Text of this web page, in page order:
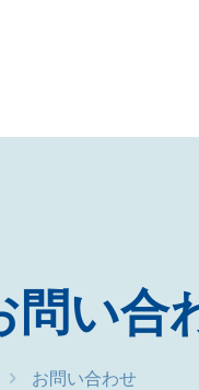
問い合
お問い合わせ